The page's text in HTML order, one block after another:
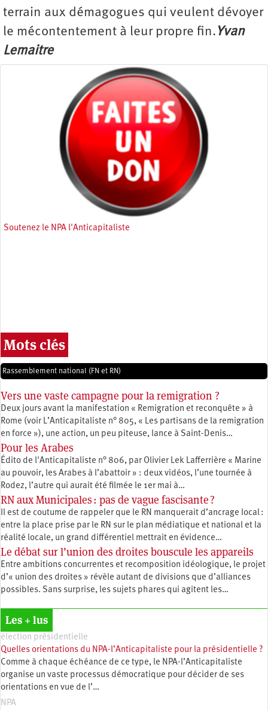
terrain aux démagogues qui veulent dévoyer
le mécontentement à leur propre fin. Yvan
Lemaitre
Soutenez le NPA l'Anticapitaliste
Mots clés
Rassemblement national (FN et RN)
Vers une vaste campagne pour la remigration ?
Deux jours avant la manifestation « Remigration et reconquête » à
Rome (voir L’Anticapitaliste n° 805, « Les partisans de la remigration
en force »), une action, un peu piteuse, lance à Saint-Denis…
Pour les Arabes
Édito de l'Anticapitaliste n° 806, par Olivier Lek Lafferrière « Marine
au pouvoir, les Arabes à l’abattoir » : deux vidéos, l’une tournée à
Rodez, l’autre qui aurait été filmée le 1er mai à…
RN aux Municipales : pas de vague fascisante ?
Il est de coutume de rappeler que le RN manquerait d’ancrage local :
entre la place prise par le RN sur le plan médiatique et national et la
réalité locale, un grand différentiel mettrait en évidence…
Le débat sur l’union des droites bouscule les appareils
Entre ambitions concurrentes et recomposition idéologique, le projet
d’« union des droites » révèle autant de divisions que d’alliances
possibles. Sans surprise, les sujets phares qui agitent les…
Les + lus
élection présidentielle
Quelles orientations du NPA-l’Anticapitaliste pour la présidentielle ?
Comme à chaque échéance de ce type, le NPA-l’Anticapitaliste
organise un vaste processus démocratique pour décider de ses
orientations en vue de l’…
NPA